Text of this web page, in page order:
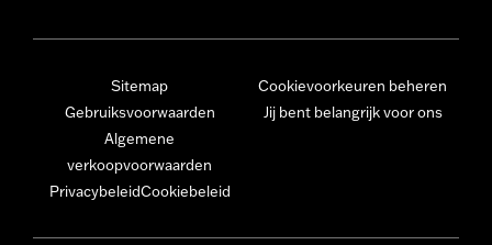
Sitemap
Gebruiksvoorwaarden
Algemene
verkoopvoorwaarden
PrivacybeleidCookiebeleid
Cookievoorkeuren beheren
Jij bent belangrijk voor ons